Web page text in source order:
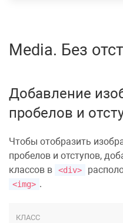
Media. Без
Добавление
пробелов и
Чтобы отобразить
пробелов и отступов,
классов в
<div>
<img> .
КЛАСС